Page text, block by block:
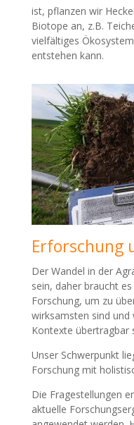
ist, pflanzen wir
Biotope an, z.B.
vielfältiges
entstehen kann.
Erforschung
Der Wandel in der
sein, daher braucht
Forschung, um zu
wirksamsten sind und
Kontexte übertragbar
Unser Schwerpunkt
Forschung mit
Die Fragestellungen
aktuelle